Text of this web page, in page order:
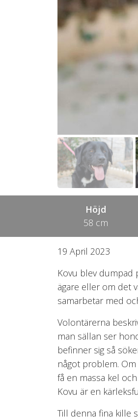
Höjd
58 cm
19 April 2023
Kovu blev dumpad
ägare eller om det
samarbetar med
Volontärerna
man sällan ser
befinner sig så
något problem.
få en massa kel
Kovu är en
Till denna fina kille